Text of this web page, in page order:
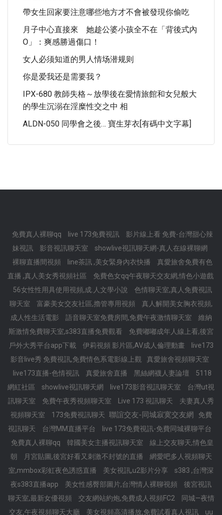
帶女生回家要注意哪些地方才不會被發現你偷吃
月子中心直接來 她趁公婆小孩全不在「背後式內
O」：爽感勝過傷口！
女人必须知道的男人情场潜规则
你是爱我还是需要我？
IPX-680 教師失格～放學後在愛情旅館和女兒般大
的學生沉溺在淫糜性交之中 相
ALDN-050 同學會之後… 寶生芽衣[有碼中文字幕]
免費真人裸聊qq live 173免費視訊
影片線上看 免費-台灣甜心辣
妹視訊
影音視訊聊天室
showlive視訊聊天網-真人在線裸聊網
裸聊直播間視頻
line茶訊 ,美女緊身內衣快播
真愛旅舍免費有色
直播 ,真人美女秀視頻社區
免費色女qq午夜聊天交友網,情色小遊戲
56女性性用具使用視頻,成.人文學小說
色情聊天室,真人免費視訊
聊天室
富豪美女交友社區,擼管專用視頻
真人解開美女胸衣視頻,
成人性生活電影
語音聊天室免費房間,免費午夜激情聊天室
維納
斯激情免費聊天室,s383直播免費觀看
免費嘟嘟成年人線上看,後宮
戶外大秀平台app下載
伊莉視頻 影片區,AV成人倫理動畫
live173
影音live秀 免費視訊,免費情色系電影線上觀
真愛旅舍視頻聊天室
live173直播-色情視訊
真愛旅舍直播 黑絲網襪人妻論壇
5118
網紅社區
showlive視訊聊天網 live173影音視訊聊天室
台灣ut視
訊聊天室
免費午夜秀視頻聊天室 Live 173 視訊聊天
夫妻真人秀
視頻聊天室
173免費視訊聊天 聯誼交友-同城寂寞交友網
免費
視訊聊天
台灣MM直播平台
live 173免費視訊-免費同城裸聊平台
免費真人裸聊qq
韓國美女主播視訊聊天室
線上交友聊天,情色皇
朝
月宮貼圖,後宮好看又刺激不封號的直播
網愛吧多人視頻聊天
室,mmbox彩虹夜色誘惑直播
美女視訊,u2影片分享
s383 ,台灣深
夜s383直播app
美女性感臀部圖片,台灣情人裸聊視頻
後宮視訊
聊天室,最新女優視頻
交友網站約炮,免費成人視頻FC2
同城—夜情
交友,午夜視頻聊天大廳
美女視頻高清播放,免費試看真人視訊 uu